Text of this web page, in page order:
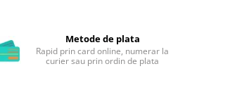
Metode de plata
Rapid prin card online, numerar la
curier sau prin ordin de plata